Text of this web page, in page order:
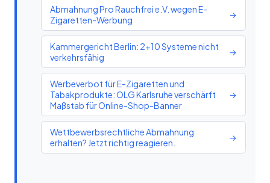
Abmahnung Pro Rauchfrei e.V. wegen E-
Zigaretten-Werbung
→
Kammergericht Berlin: 2+10 Systeme nicht
verkehrsfähig
→
Werbeverbot für E-Zigaretten und
Tabakprodukte: OLG Karlsruhe verschärft
Maßstab für Online-Shop-Banner
→
Wettbewerbsrechtliche Abmahnung
erhalten? Jetzt richtig reagieren.
→